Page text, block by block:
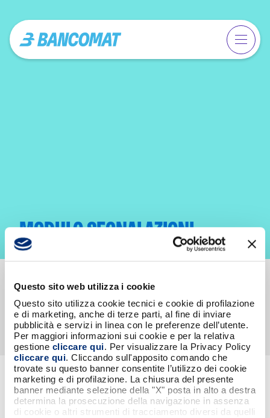
Questo sito web utilizza i cookie
Questo sito utilizza cookie tecnici e cookie di profilazione
e di marketing, anche di terze parti, al fine di inviare
pubblicità e servizi in linea con le preferenze dell’utente.
Per maggiori informazioni sui cookie e per la relativa
gestione cliccare qui. Per visualizzare la Privacy Policy
cliccare qui. Cliccando sull'apposito comando che
trovate su questo banner consentite l’utilizzo dei cookie
marketing e di profilazione. La chiusura del presente
banner mediante selezione della "X" posta in alto a destra
determina la prosecuzione della navigazione in assenza
di cookie o altri strumenti di tracciamento diversi da quelli
MODULO SEGNALAZIONI
BANCOMAT hub
Chi siamo
Brand manifesto
La leadership
Comunicati stampa